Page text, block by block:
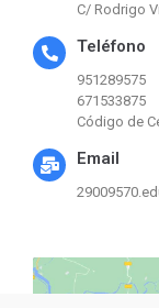
C/ Rodrigo
Teléfono
951289575
671533875
Código de
Email